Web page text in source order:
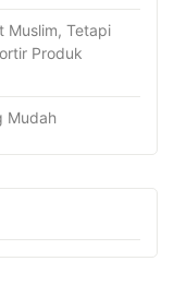
Muslim, Tetapi
Produk
Mudah